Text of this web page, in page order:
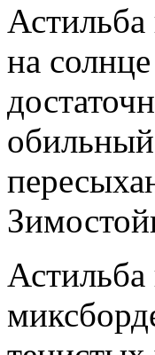
Астильба
на
Астильба